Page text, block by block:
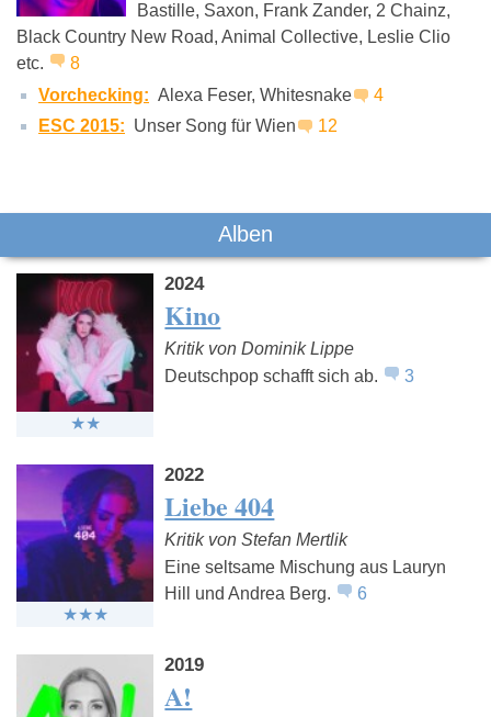
Jupiter Jones Jetzt!
Bastille, Saxon, Frank Zander, 2 Chainz,
Black Country New Road, Animal Collective, Leslie Clio
etc.
8
Vorchecking: Alexa Feser, Whitesnake
4
ESC 2015: Unser Song für Wien 12
Alben
2024
Kino
Kritik von Dominik Lippe
Deutschpop schafft sich ab.
3
2022
Liebe 404
Kritik von Stefan Mertlik
Eine seltsame Mischung aus Lauryn
Hill und Andrea Berg.
6
2019
A!